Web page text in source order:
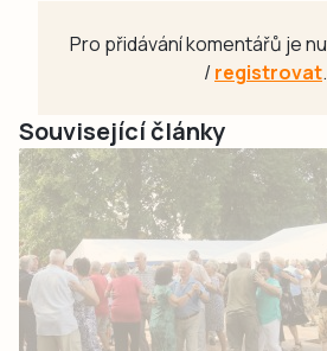
Pro přidávání komentářů je
/registrovat.
Související články